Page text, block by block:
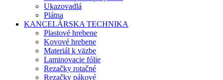
Ukazovadlá
Plátna
KANCELÁRSKA TECHNIKA
Plastové hrebene
Kovové hrebene
Materiál k väzbe
Laminovacie fólie
Rezačky rotačné
Rezačky pákové